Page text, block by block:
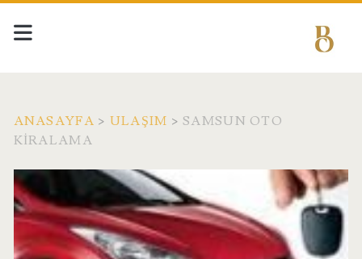
ANASAYFA > ULAŞIM >SAMSUN OTO
KIRALAMA